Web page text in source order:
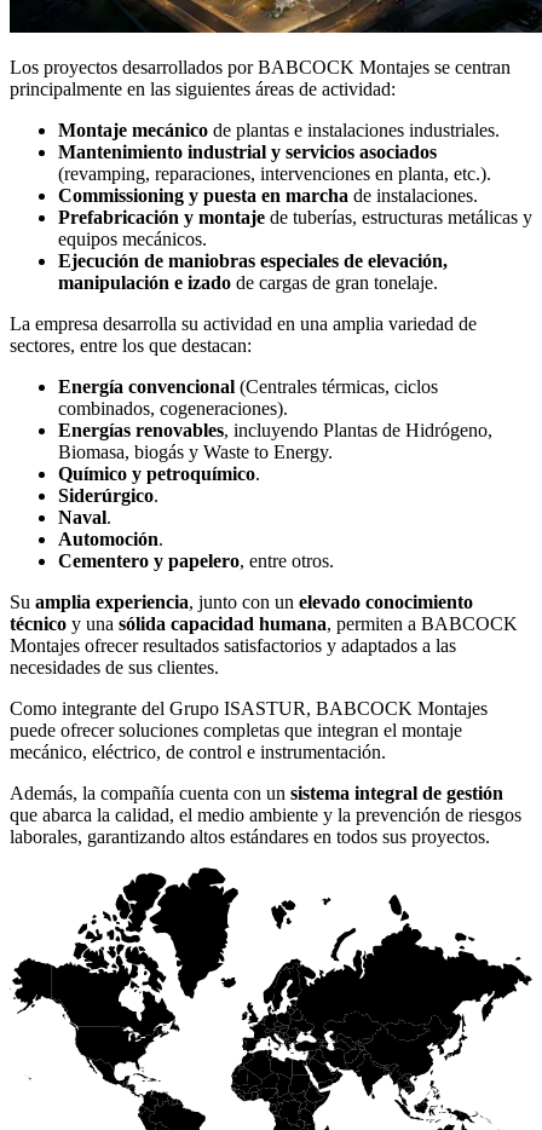
Los proyectos desarrollados por BABCOCK Montajes se centran
principalmente en las siguientes áreas de actividad:
Montaje mecánico de plantas e instalaciones industriales.
Mantenimiento industrial y servicios asociados
(revamping, reparaciones, intervenciones en planta, etc.).
Commissioning y puesta en marcha de instalaciones.
Prefabricación y montaje de tuberías, estructuras metálicas y
equipos mecánicos.
Ejecución de maniobras especiales de elevación,
manipulación e izado de cargas de gran tonelaje.
La empresa desarrolla su actividad en una amplia variedad de
sectores, entre los que destacan:
Energía convencional (Centrales térmicas, ciclos
combinados, cogeneraciones).
Energías renovables, incluyendo Plantas de Hidrógeno,
Biomasa, biogás y Waste to Energy.
Químico y petroquímico.
Siderúrgico.
Naval.
Automoción.
Cementero y papelero, entre otros.
Su amplia experiencia, junto con un elevado conocimiento
técnico y una sólida capacidad humana, permiten a BABCOCK
Montajes ofrecer resultados satisfactorios y adaptados a las
necesidades de sus clientes.
Como integrante del Grupo ISASTUR, BABCOCK Montajes
puede ofrecer soluciones completas que integran el montaje
mecánico, eléctrico, de control e instrumentación.
Además, la compañía cuenta con un sistema integral de gestión
que abarca la calidad, el medio ambiente y la prevención de riesgos
laborales, garantizando altos estándares en todos sus proyectos.